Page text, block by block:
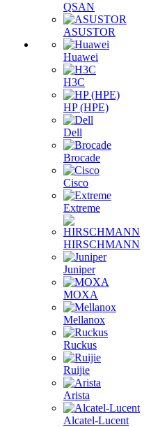
QSAN
ASUSTOR
Huawei
H3C
HP (HPE)
Dell
Brocade
Cisco
Extreme
HIRSCHMANN
Juniper
MOXA
Mellanox
Ruckus
Ruijie
Arista
Alcatel-Lucent